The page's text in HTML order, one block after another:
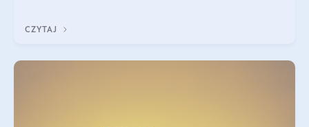
CZYTAJ